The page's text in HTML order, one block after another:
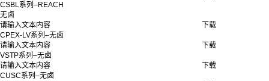
CSBL系列–REACH
无卤
请输入文本内容
CPEX-LV系列–无卤
下载
请输入文本内容
VSTP系列–无卤
下载
请输入文本内容
CUSC系列–无卤
下载